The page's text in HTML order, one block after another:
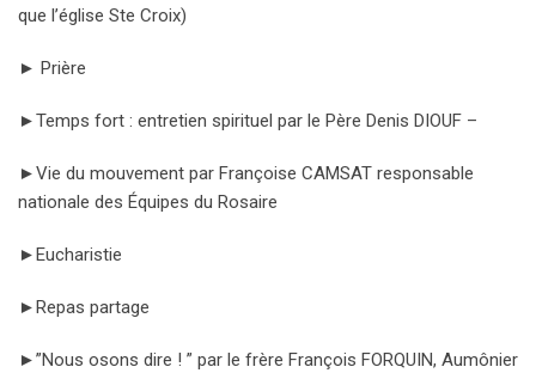
que l’église Ste Croix)
► Prière
►Temps fort : entretien spirituel par le Père Denis DIOUF –
►Vie du mouvement par Françoise CAMSAT responsable
nationale des Équipes du Rosaire
►Eucharistie
►Repas partage
►”Nous osons dire ! ” par le frère François FORQUIN, Aumônier